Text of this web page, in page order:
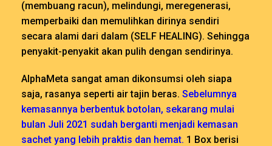
(membuang racun), melindungi, meregenerasi,
memperbaiki dan memulihkan dirinya sendiri
secara alami dari dalam (SELF HEALING). Sehingga
penyakit-penyakit akan pulih dengan sendirinya.
AlphaMeta sangat aman dikonsumsi oleh siapa
saja, rasanya seperti air tajin beras. Sebelumnya
kemasannya berbentuk botolan, sekarang mulai
bulan Juli 2021 sudah berganti menjadi kemasan
sachet yang lebih praktis dan hemat. 1 Box berisi